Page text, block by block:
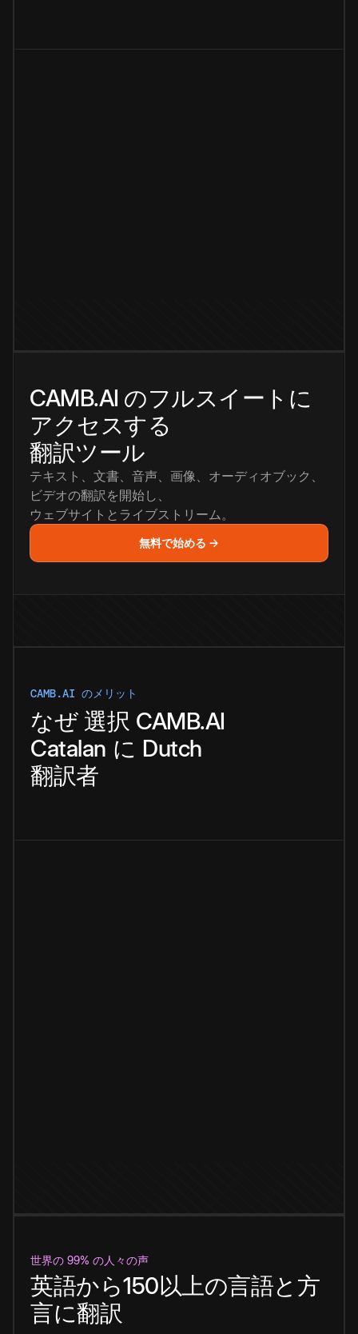
CAMB.AI のフルスイートに
アクセスする
翻訳ツール
テキスト、文書、音声、画像、オーディオブック、
ビデオの翻訳を開始し、
ウェブサイトとライブストリーム。
無料で始める →
CAMB.AI のメリット
なぜ 選択 CAMB.AI
Catalan に Dutch
翻訳者
世界の 99% の人々の声
英語から150以上の言語と方
言に翻訳